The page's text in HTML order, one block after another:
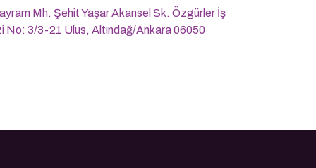
Mh. Şehit Yaşar Akansel Sk. Özgürler İş
No: 3/3-21 Ulus, Altındağ/Ankara 06050